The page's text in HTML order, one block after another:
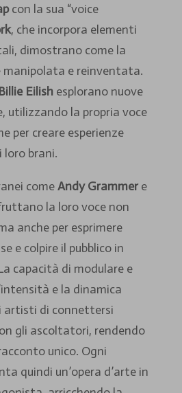
con la sua “voice
, che incorpora elementi
dimostrano come la
manipolata e reinventata.
Billie Eilishesplorano nuove
utilizzando la propria voce
per creare esperienze
loro brani.
comeAndy Grammere
la loro voce non
anche per esprimere
e colpire il pubblico in
capacità di modulare e
e la dinamica
artisti di connettersi
gli ascoltatori, rendendo
unico. Ogni
quindi un’opera d’arte in